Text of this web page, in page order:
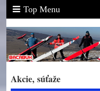
Top Menu
Akcie, súťaže